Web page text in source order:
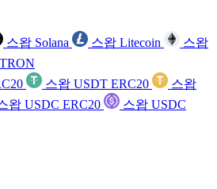
스왑 Solana 스왑 Litecoin
스왑
스왑 USDT ERC20
스왑
왑 USDC ERC20
스왑 USDC